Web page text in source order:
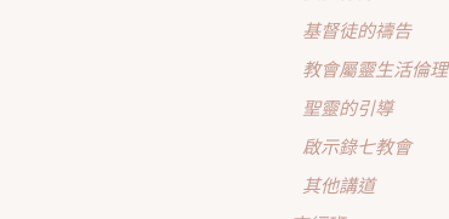
基督徒的禱告
教會屬靈生活倫理
聖靈的引導
啟示錄七教會
其他講道